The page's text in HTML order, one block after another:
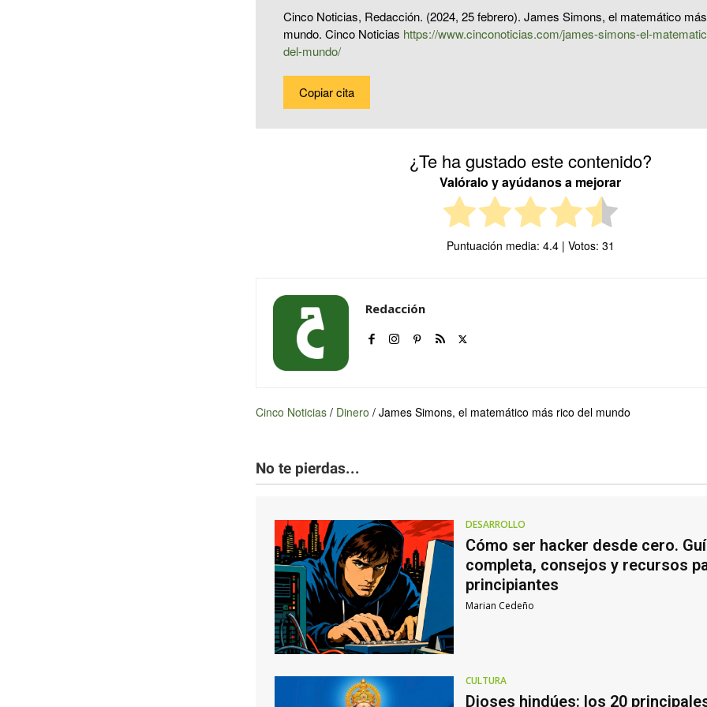
Cinco Noticias, Redacción. (2024, 25 febrero). James Simons, el matemático
mundo. Cinco Noticias https://www.cinconoticias.com/james-simons-el-
del-mundo/
Copiar cita
¿Te ha gustado este contenido?
Valóralo y ayúdanos a mejorar
Puntuación media: 4.4| Votos: 31
Redacción
Cinco Noticias / Dinero / James Simons, el matemático más rico del mundo
No te pierdas...
DESARROLLO
Cómo ser hacker desde cero.
completa, consejos y recursos
principiantes
Marian Cedeño
CULTURA
Dioses hindúes: los 20